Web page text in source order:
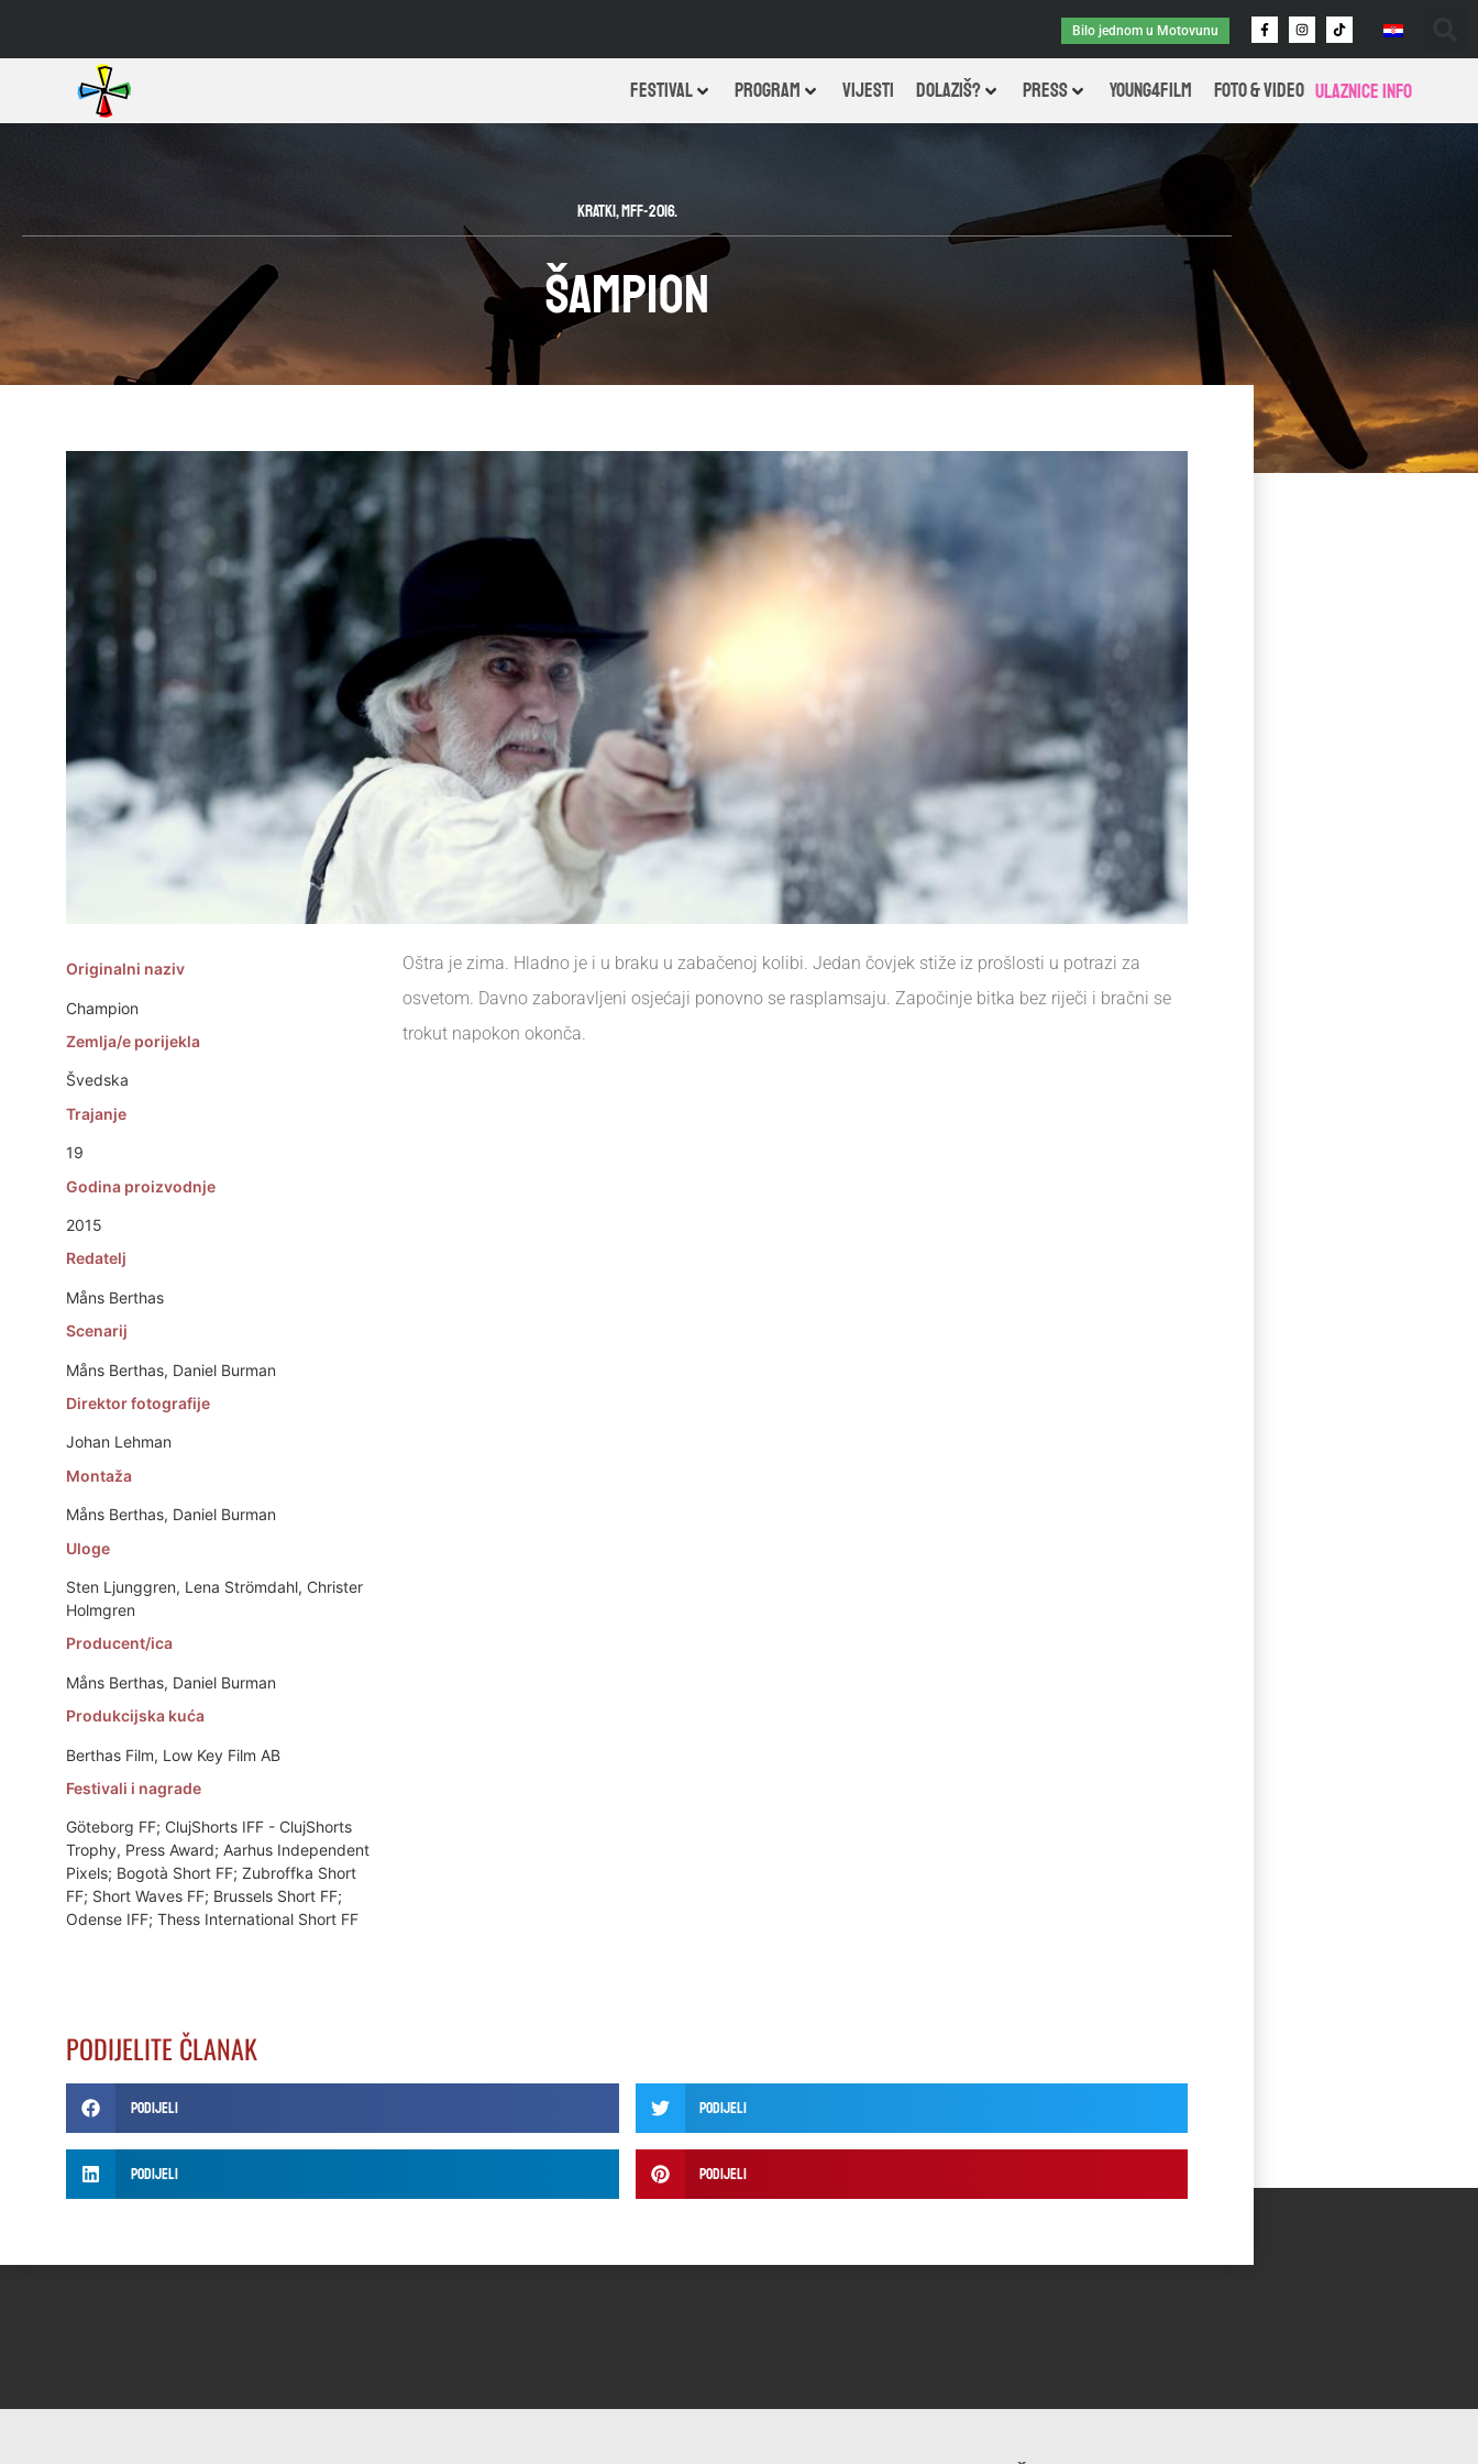
Bilo jednom u Motovunu
FESTIVAL PROGRAM VIJESTI DOLAZIŠ? PRESS Young4Film FOTO & VIDEO Ulaznice info
Kratki,MFF-2016.
Šampion
Originalni naziv
Champion
Zemlja/e porijekla
Švedska
Trajanje
19
Godina proizvodnje
2015
Redatelj
Måns Berthas
Scenarij
Måns Berthas, Daniel Burman
Direktor fotografije
Johan Lehman
Montaža
Måns Berthas, Daniel Burman
Uloge
Sten Ljunggren, Lena Strömdahl, Christer
Holmgren
Producent/ica
Måns Berthas, Daniel Burman
Produkcijska kuća
Berthas Film, Low Key Film AB
Festivali i nagrade
Göteborg FF; ClujShorts IFF - ClujShorts
Trophy, Press Award; Aarhus Independent
Pixels; Bogotà Short FF; Zubroffka Short
FF; Short Waves FF; Brussels Short FF;
Odense IFF; Thess International Short FF
Oštra je zima. Hladno je i u braku u zabačenoj kolibi. Jedan čovjek stiže iz prošlosti u potrazi za
osvetom. Davno zaboravljeni osjećaji ponovno se rasplamsaju. Započinje bitka bez riječi i bračni se
trokut napokon okonča.
PODIJELITE ČLANAK
Podijeli Podijeli
Podijeli Podijeli